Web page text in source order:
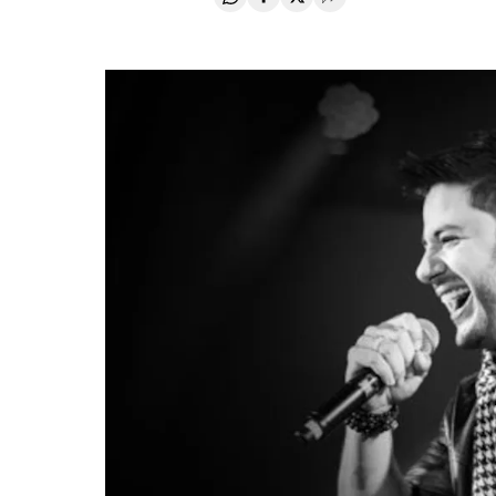
Compartir en Whatsapp
Compartir en Facebook
Compartir en Twitter
Desplegar Redes